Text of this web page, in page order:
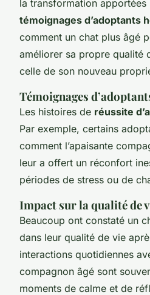
la transformation
témoignages d’adoptants
comment un chat plus âgé
améliorer sa propre qualité
celle de son nouveau
Témoignages
Les histoires de réussite
Par exemple, certains
comment l’apaisante
leur a offert un réconfort
périodes de stress ou de
Impact sur la qualité de
Beaucoup ont constaté un
dans leur qualité de vie
interactions quotidiennes
compagnon âgé sont
moments de calme et de